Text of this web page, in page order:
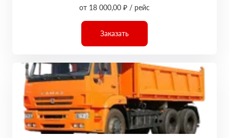
от 18 000,00 ₽ / рейс
Заказать